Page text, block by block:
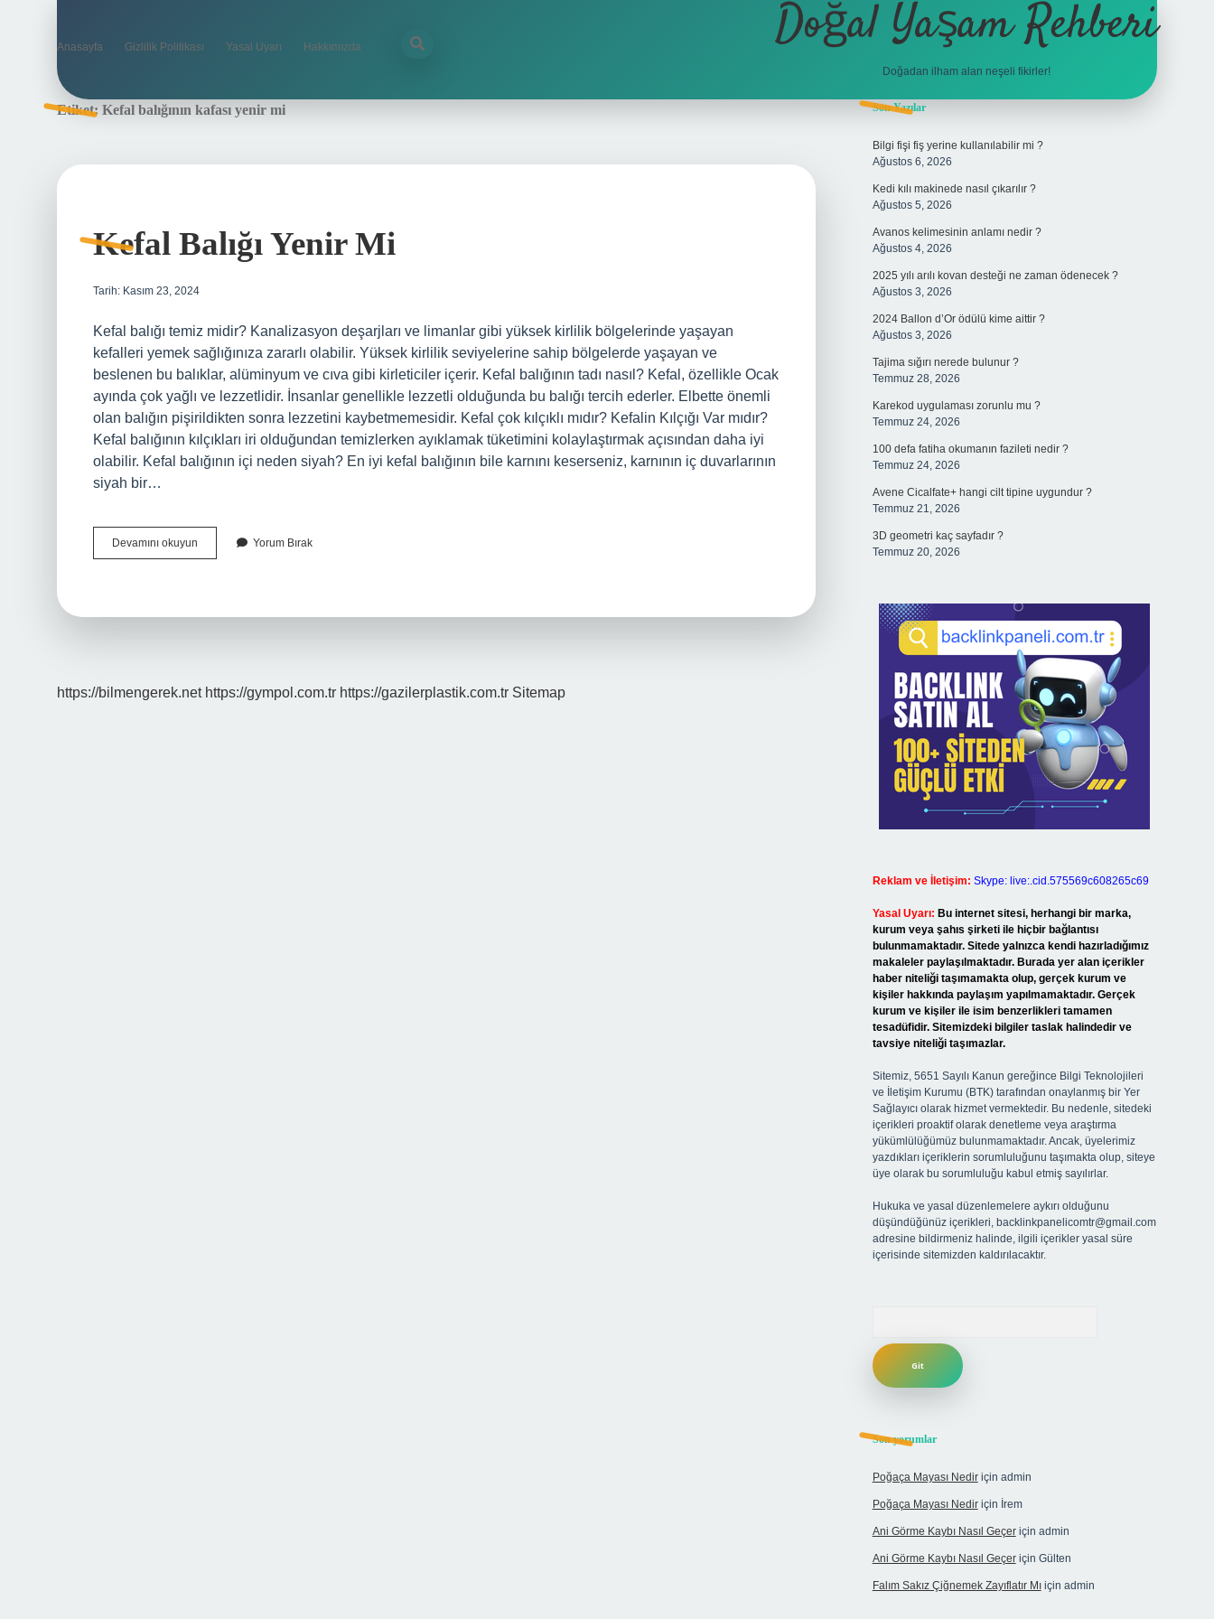
Anasayfa Gizlilik Politikası Yasal Uyarı Hakkımızda Doğal Yaşam Rehberi
Doğadan ilham alan neşeli fikirler!
Etiket: Kefal balığının kafası yenir mi
Kefal Balığı Yenir Mi
Tarih: Kasım 23, 2024
Kefal balığı temiz midir? Kanalizasyon deşarjları ve limanlar gibi yüksek kirlilik bölgelerinde yaşayan
kefalleri yemek sağlığınıza zararlı olabilir. Yüksek kirlilik seviyelerine sahip bölgelerde yaşayan ve
beslenen bu balıklar, alüminyum ve cıva gibi kirleticiler içerir. Kefal balığının tadı nasıl? Kefal, özellikle Ocak
ayında çok yağlı ve lezzetlidir. İnsanlar genellikle lezzetli olduğunda bu balığı tercih ederler. Elbette önemli
olan balığın pişirildikten sonra lezzetini kaybetmemesidir. Kefal çok kılçıklı mıdır? Kefalin Kılçığı Var mıdır?
Kefal balığının kılçıkları iri olduğundan temizlerken ayıklamak tüketimini kolaylaştırmak açısından daha iyi
olabilir. Kefal balığının içi neden siyah? En iyi kefal balığının bile karnını keserseniz, karnının iç duvarlarının
siyah bir…
Devamını okuyun
Balığı
Yorum Bırak
https://bilmengerek.net https://gympol.com.tr https://gazilerplastik.com.tr Sitemap
Sidebar
Son Yazılar
Bilgi fişi fiş yerine kullanılabilir mi ?
Ağustos 6, 2026
Kedi kılı makinede nasıl çıkarılır ?
Ağustos 5, 2026
Avanos kelimesinin anlamı nedir ?
Ağustos 4, 2026
2025 yılı arılı kovan desteği ne zaman ödenecek ?
Ağustos 3, 2026
2024 Ballon d’Or ödülü kime aittir ?
Ağustos 3, 2026
Tajima sığırı nerede bulunur ?
Temmuz 28, 2026
Karekod uygulaması zorunlu mu ?
Temmuz 24, 2026
100 defa fatiha okumanın fazileti nedir ?
Temmuz 24, 2026
Avene Cicalfate+ hangi cilt tipine uygundur ?
Temmuz 21, 2026
3D geometri kaç sayfadır ?
Temmuz 20, 2026
Reklam ve İletişim: Skype: live:.cid.575569c608265c69
Yasal Uyarı: Bu internet sitesi, herhangi bir marka,
kurum veya şahıs şirketi ile hiçbir bağlantısı
bulunmamaktadır. Sitede yalnızca kendi hazırladığımız
makaleler paylaşılmaktadır. Burada yer alan içerikler
haber niteliği taşımamakta olup, gerçek kurum ve
kişiler hakkında paylaşım yapılmamaktadır. Gerçek
kurum ve kişiler ile isim benzerlikleri tamamen
tesadüfidir. Sitemizdeki bilgiler taslak halindedir ve
tavsiye niteliği taşımazlar.
Sitemiz, 5651 Sayılı Kanun gereğince Bilgi Teknolojileri
ve İletişim Kurumu (BTK) tarafından onaylanmış bir Yer
Sağlayıcı olarak hizmet vermektedir. Bu nedenle, sitedeki
içerikleri proaktif olarak denetleme veya araştırma
yükümlülüğümüz bulunmamaktadır. Ancak, üyelerimiz
yazdıkları içeriklerin sorumluluğunu taşımakta olup, siteye
üye olarak bu sorumluluğu kabul etmiş sayılırlar.
Hukuka ve yasal düzenlemelere aykırı olduğunu
düşündüğünüz içerikleri, backlinkpanelicomtr@gmail.com
adresine bildirmeniz halinde, ilgili içerikler yasal süre
içerisinde sitemizden kaldırılacaktır.
Son yorumlar
Poğaça Mayası Nediriçin admin
Poğaça Mayası Nediriçin İrem
Ani Görme Kaybı Nasıl Geçeriçin admin
Ani Görme Kaybı Nasıl Geçeriçin Gülten
Falım Sakız Çiğnemek Zayıflatır Mıiçin admin